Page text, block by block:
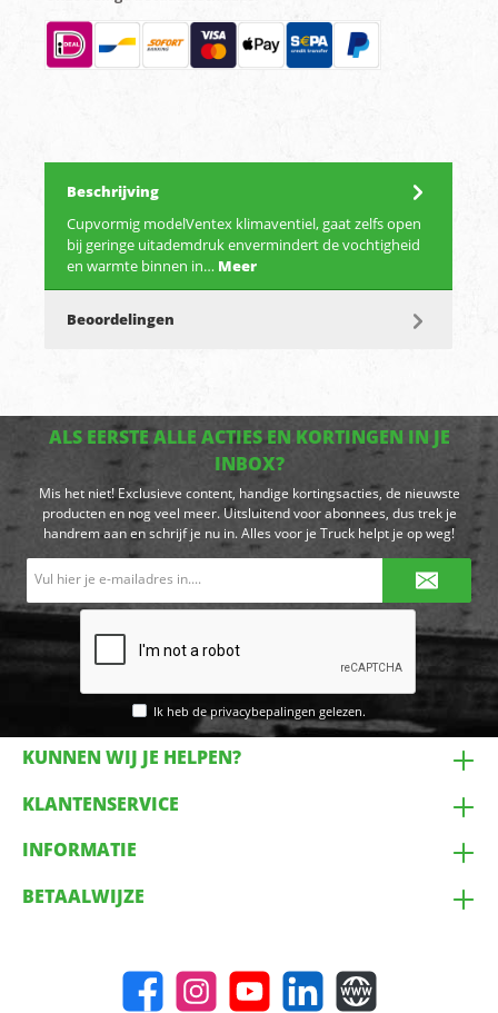
Beschrijving
Cupvormig modelVentex klimaventiel, gaat zelfs open
bij geringe uitademdruk envermindert de vochtigheid
en warmte binnen in… Meer
Beoordelingen
ALS EERSTE ALLE ACTIES EN KORTINGEN IN JE
INBOX?
Mis het niet! Exclusieve content, handige kortingsacties, de nieuwste
producten en nog veel meer. Uitsluitend voor abonnees, dus trek je
handrem aan en schrijf je nu in. Alles voor je Truck helpt je op weg!
Ik heb de privacybepalingen gelezen.
KUNNEN WIJ JE HELPEN?
KLANTENSERVICE
INFORMATIE
BETAALWIJZE